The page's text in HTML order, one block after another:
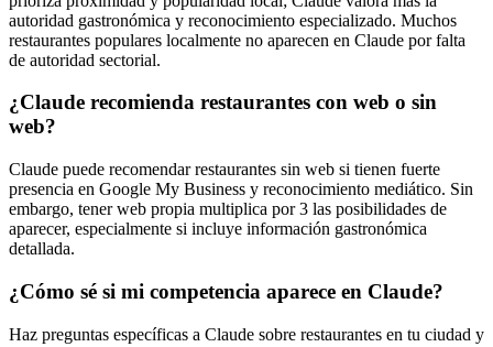
autoridad gastronómica y reconocimiento especializado. Muchos
restaurantes populares localmente no aparecen en Claude por falta
de autoridad sectorial.
¿Claude recomienda restaurantes con web o sin
web?
Claude puede recomendar restaurantes sin web si tienen fuerte
presencia en Google My Business y reconocimiento mediático. Sin
embargo, tener web propia multiplica por 3 las posibilidades de
aparecer, especialmente si incluye información gastronómica
detallada.
¿Cómo sé si mi competencia aparece en Claude?
Haz preguntas específicas a Claude sobre restaurantes en tu ciudad y